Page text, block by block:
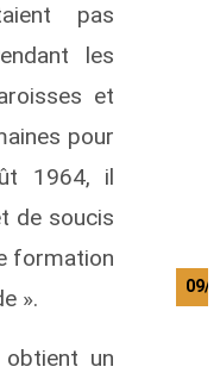
pas
les
et
pour
1964, il
de soucis
formation
».
un
09/